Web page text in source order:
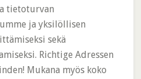
tietoturvan
ja yksilöllisen
sekä
Richtige Adressen
Mukana myös koko